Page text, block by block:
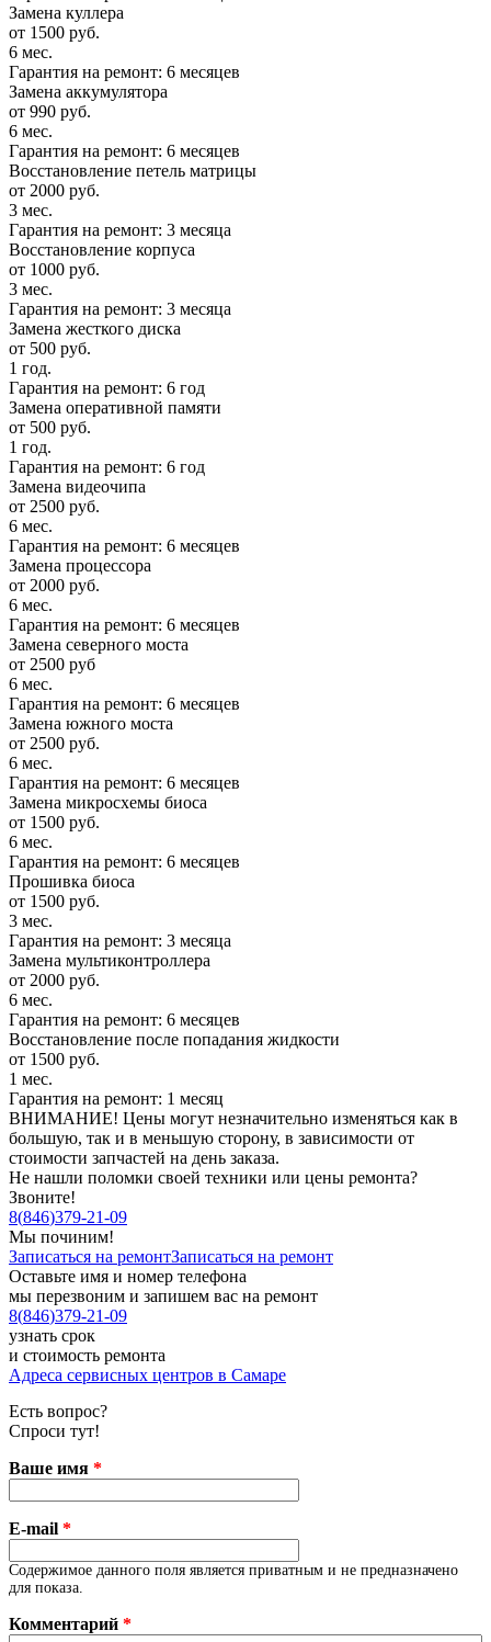
Замена куллера
от 1500 руб.
6 мес.
Гарантия на ремонт: 6 месяцев
Замена аккумулятора
от 990 руб.
6 мес.
Гарантия на ремонт: 6 месяцев
Восстановление петель матрицы
от 2000 руб.
3 мес.
Гарантия на ремонт: 3 месяца
Восстановление корпуса
от 1000 руб.
3 мес.
Гарантия на ремонт: 3 месяца
Замена жесткого диска
от 500 руб.
1 год.
Гарантия на ремонт: 6 год
Замена оперативной памяти
от 500 руб.
1 год.
Гарантия на ремонт: 6 год
Замена видеочипа
от 2500 руб.
6 мес.
Гарантия на ремонт: 6 месяцев
Замена процессора
от 2000 руб.
6 мес.
Гарантия на ремонт: 6 месяцев
Замена северного моста
от 2500 руб
6 мес.
Гарантия на ремонт: 6 месяцев
Замена южного моста
от 2500 руб.
6 мес.
Гарантия на ремонт: 6 месяцев
Замена микросхемы биоса
от 1500 руб.
6 мес.
Гарантия на ремонт: 6 месяцев
Прошивка биоса
от 1500 руб.
3 мес.
Гарантия на ремонт: 3 месяца
Замена мультиконтроллера
от 2000 руб.
6 мес.
Гарантия на ремонт: 6 месяцев
Восстановление после попадания жидкости
от 1500 руб.
1 мес.
Гарантия на ремонт: 1 месяц
ВНИМАНИЕ! Цены могут незначительно изменяться как в
большую, так и в меньшую сторону, в зависимости от
стоимости запчастей на день заказа.
Не нашли поломки своей техники или цены ремонта?
Звоните!
8(846)379-21-09
Мы починим!
Записаться на ремонтЗаписаться на ремонт
Оставьте имя и номер телефона
мы перезвоним и запишем вас на ремонт
8(846)379-21-09
узнать срок
и стоимость ремонта
Адреса сервисных центров в Самаре
Есть вопрос?
Спроси тут!
Ваше имя *
E-mail *
Содержимое данного поля является приватным и не предназначено
для показа.
Комментарий *